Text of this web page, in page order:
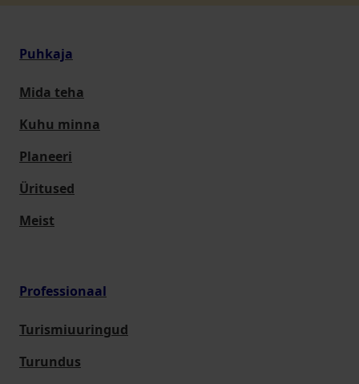
Puhkaja
Mida teha
Kuhu minna
Planeeri
Üritused
Meist
Professionaal
Turismiuuringud
Turundus